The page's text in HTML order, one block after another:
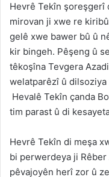
Hevrê Tekîn şoreşgerî
mirovan ji xwe re
gelê xwe bawer bû û
kir bingeh. Pêşeng û
têkoşîna Tevgera
welatparêzî û
Hevalê Tekîn çanda
tim parast û di
Hevrê Tekîn di meşa
bi perwerdeya ji
pêvajoyên herî zor û